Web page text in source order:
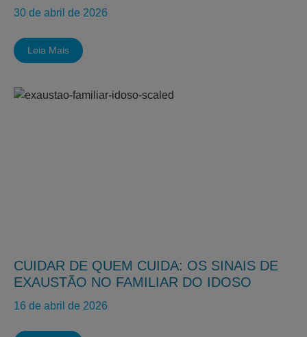
30 de abril de 2026
Leia Mais
CUIDAR DE QUEM CUIDA: OS SINAIS DE
EXAUSTÃO NO FAMILIAR DO IDOSO
16 de abril de 2026